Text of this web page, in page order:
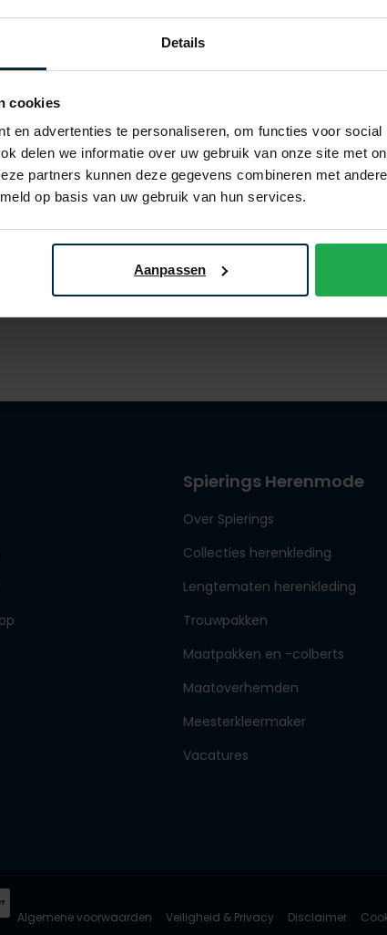
Details
cookies
en advertenties te personaliseren, om functies voor
delen we informatie over uw gebruik van onze site met
partners kunnen deze gegevens combineren met
op basis van uw gebruik van hun services.
Aanpassen
Spierings Herenmode
Over Spierings
Collecties herenkleding
Lengtematen herenkleding
Trouwpakken
Maatpakken en -colberts
Maatoverhemden
Meesterkleermaker
Vacatures
Algemene voorwaarden Veiligheid & Privacy Disclaimer